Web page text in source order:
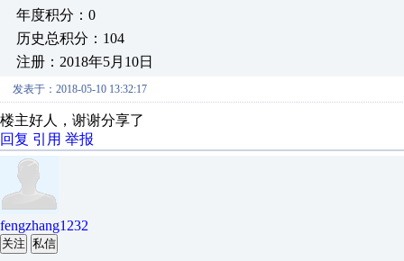
年度积分：0
历史总积分：104
注册：2018年5月10日
发表于：2018-05-10 13:32:17
楼主好人，谢谢分享了
回复 引用 举报
fengzhang1232
关注 私信